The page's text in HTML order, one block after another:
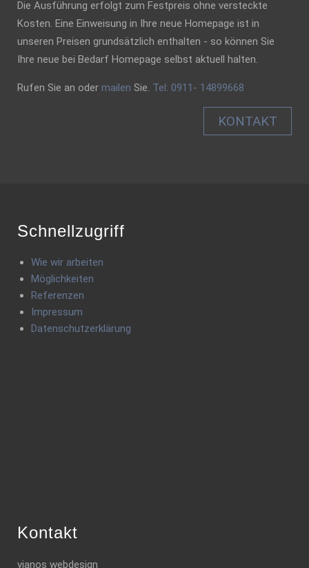
Die Ausführung erfolgt zum Festpreis ohne versteckte
Kosten. Eine Einweisung in Ihre neue Homepage ist in
unseren Preisen grundsätzlich enthalten - so können Sie
Ihre neue bei Bedarf Homepage selbst aktuell halten.
Rufen Sie an oder mailen Sie. Tel: 0911- 14899668
KONTAKT
Schnellzugriff
Wie wir arbeiten
Möglichkeiten
Referenzen
Impressum
Datenschutzerklärung
Kontakt
vianos webdesign